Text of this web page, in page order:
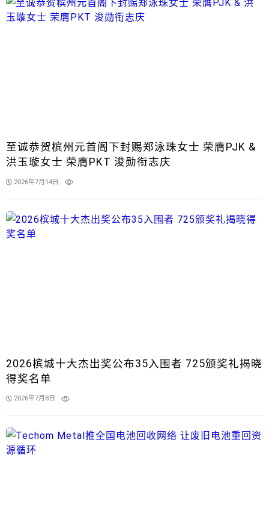
至诚恭贺槟州元首阁下封赐郑泳珠女士 荣膺PJK &
洪玉璇女士 荣膺PKT 浚勋衔志庆
2026年7月14日
2026槟城十大杰出奖公布35入围者 725颁奖礼揭晓
得奖名单
2026年7月8日